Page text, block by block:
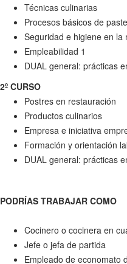
Técnicas culinarias
Procesos básicos de
Seguridad e higiene en
Empleabilidad 1
DUAL general: prácticas
2º CURSO
Postres en restauración
Productos culinarios
Empresa e iniciativa
Formación y orientación
DUAL general: prácticas
PODRÍAS TRABAJAR COMO
Cocinero o cocinera en
Jefe o jefa de partida
Empleado de economato